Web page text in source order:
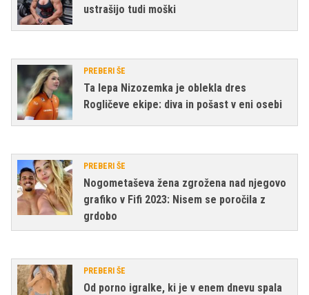
ustrašijo tudi moški
PREBERI ŠE
Ta lepa Nizozemka je oblekla dres
Rogličeve ekipe: diva in pošast v eni osebi
PREBERI ŠE
Nogometaševa žena zgrožena nad njegovo
grafiko v Fifi 2023: Nisem se poročila z
grdobo
PREBERI ŠE
Od porno igralke, ki je v enem dnevu spala